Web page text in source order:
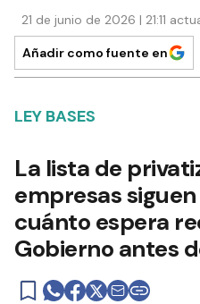
21 de junio de 2026 | 21:11
Añadir como fuente en
LEY BASES
La lista de
empresas
cuánto espera
Gobierno antes